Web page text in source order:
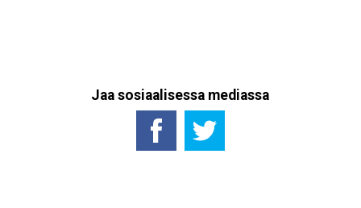
Jaa sosiaalisessa mediassa